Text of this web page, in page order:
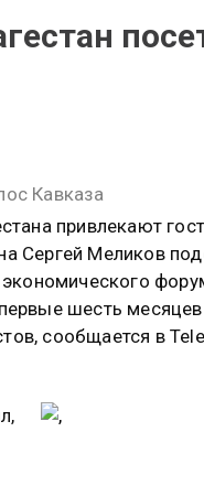
Кавказа
привлекают
Сергей Меликов
шесть
сообщается в